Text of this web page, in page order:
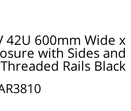
42U 600mm Wide x
with Sides and
Rails Black